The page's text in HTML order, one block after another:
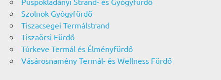
Szolnok Gyógyfürdő
Tiszacsegei Termálstrand
Tiszaörsi Fürdő
Túrkeve Termál és Élményfürdő
Vásárosnamény Termál- és Wellness Fürdő